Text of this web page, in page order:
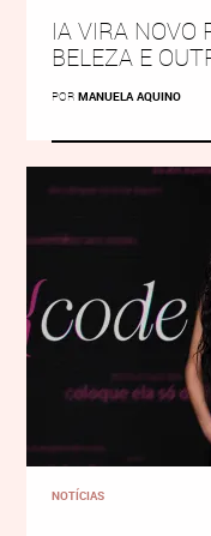
IA VIRA NOVO
BELEZA E
POR MANUELA AQUINO
NOTÍCIAS